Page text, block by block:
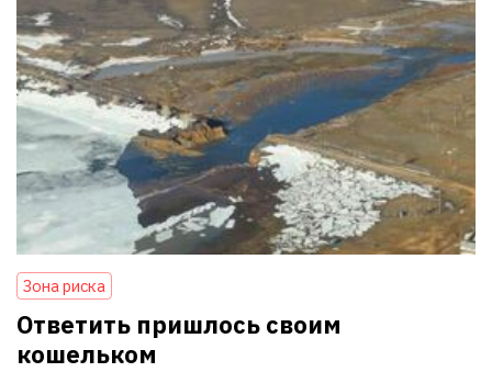
Зона риска
Ответить пришлось своим
кошельком